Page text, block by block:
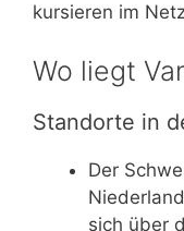
kursieren im
Wo liegt
Standorte in
Der
sich über